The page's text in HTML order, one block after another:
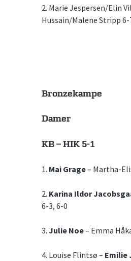
2. Marie Jespersen/Elin
Hussain/Malene Stripp
Bronzekampe
Damer
KB – HIK 5-1
1. Mai Grage– Martha-
2. Karina Ildor
6-3, 6-0
3. Julie Noe– Emma
4. Louise Flintsø – Emilie